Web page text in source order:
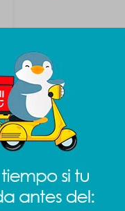
interesar